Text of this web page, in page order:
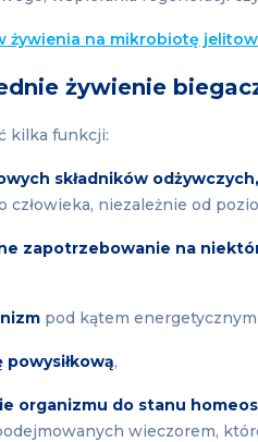
żywienia na mikrobiotę
żywienie
kilka funkcji:
składników
człowieka, niezależnie od
zapotrzebowanie na
pod kątem
,
organizmu do stanu
wieczorem,